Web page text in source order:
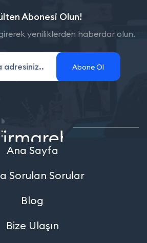
Abonesi Olun!
yeniliklerden haberdar olun.
Abone Ol
Ana Sayfa
Sorulan Sorular
Blog
Bize Ulaşın